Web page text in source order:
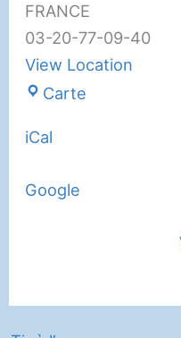
FRANCE
03-20-77-09-40
View Location
Carte
iCal
Google